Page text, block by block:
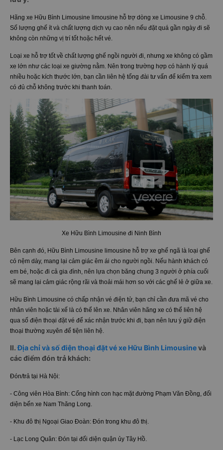
Hãng xe Hữu Bình Limousine limousine hỗ trợ dòng xe Limousine 9 chỗ.
Số lượng ghế ít và chất lượng dịch vụ cao nên nếu đặt quá gần ngày đi sẽ
không còn những vị trí tốt hoặc hết vé.
Loại xe hỗ trợ tốt về chất lượng ghế ngồi người đi, nhưng xe không có gầm
xe lớn như các loại xe giường nằm. Nên trong trường hợp có hành lý quá
nhiều hoặc kích thước lớn, bạn cần liên hệ tổng đài tư vấn để kiểm tra xem
có đủ chỗ không trước khi thanh toán.
Xe Hữu Bình Limousine đi Ninh Bình
Bên cạnh đó, Hữu Bình Limousine limousine hỗ trợ xe ghế ngã là loại ghế
có nệm dày, mang lại cảm giác êm ái cho người ngồi. Nếu hành khách có
em bé, hoặc đi cả gia đình, nên lựa chọn băng chung 3 người ở phía cuối
sẽ mang lại cảm giác rộng rãi và thoải mái hơn so với các ghế lẻ ở giữa xe.
Hữu Bình Limousine có chấp nhận vé điện tử, bạn chỉ cần đưa mã vé cho
nhân viên hoặc tài xế là có thể lên xe. Nhân viên hãng xe có thể liên hệ
qua số điện thoại đặt vé để xác nhận trước khi đi, bạn nên lưu ý giữ điện
thoại thường xuyên để tiện liên hệ.
II.Địa chỉ và số điện thoại đặt vé xe Hữu Bình Limousinevà
các điểm đón trả khách:
Đón/trả tại Hà Nội:
- Công viên Hòa Bình: Cổng hình con hạc mặt đường Phạm Văn Đồng, đối
diện bến xe Nam Thăng Long.
- Khu đô thị Ngoại Giao Đoàn: Đón trong khu đô thị.
- Lạc Long Quân: Đón tại đối diện quận ủy Tây Hồ.